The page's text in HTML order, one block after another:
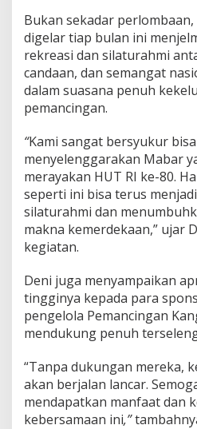
k
e
-
8
0
S
u
k
a
n
W
a
r
B
o
g
o
Bukan sekadar
digelar tiap bulan ini
rekreasi dan silaturahmi
candaan, dan semangat
dalam suasana penuh
pemancingan.
“Kami sangat bersyukur
menyelenggarakan Mabar
merayakan HUT RI ke-80.
seperti ini bisa terus
silaturahmi dan
makna kemerdekaan,” ujar
kegiatan.
Deni juga menyampaikan
tingginya kepada para
pengelola Pemancingan
mendukung penuh
“Tanpa dukungan mereka,
akan berjalan lancar.
mendapatkan manfaat dan
kebersamaan ini,”